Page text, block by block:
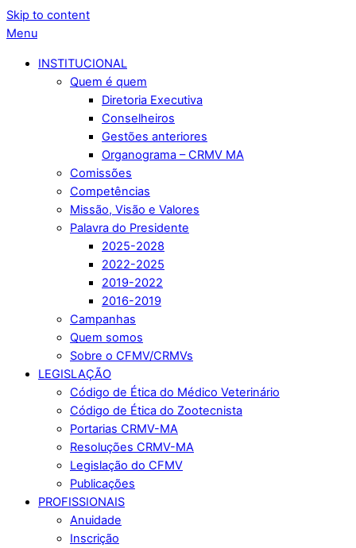
Skip to content
Menu
INSTITUCIONAL
Quem é quem
Diretoria Executiva
Conselheiros
Gestões anteriores
Organograma – CRMV MA
Comissões
Competências
Missão, Visão e Valores
Palavra do Presidente
2025-2028
2022-2025
2019-2022
2016-2019
Campanhas
Quem somos
Sobre o CFMV/CRMVs
LEGISLAÇÃO
Código de Ética do Médico Veterinário
Código de Ética do Zootecnista
Portarias CRMV-MA
Resoluções CRMV-MA
Legislação do CFMV
Publicações
PROFISSIONAIS
Anuidade
Inscrição